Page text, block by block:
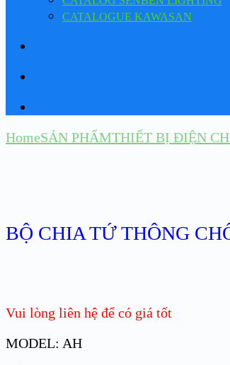
CATALOGUE KAWASAN
HomeSẢN PHẨMTHIẾT BỊ ĐIỆN
BỘ CHIA TỨ THÔNG
Vui lòng liên hệ để có giá tốt
MODEL: AH